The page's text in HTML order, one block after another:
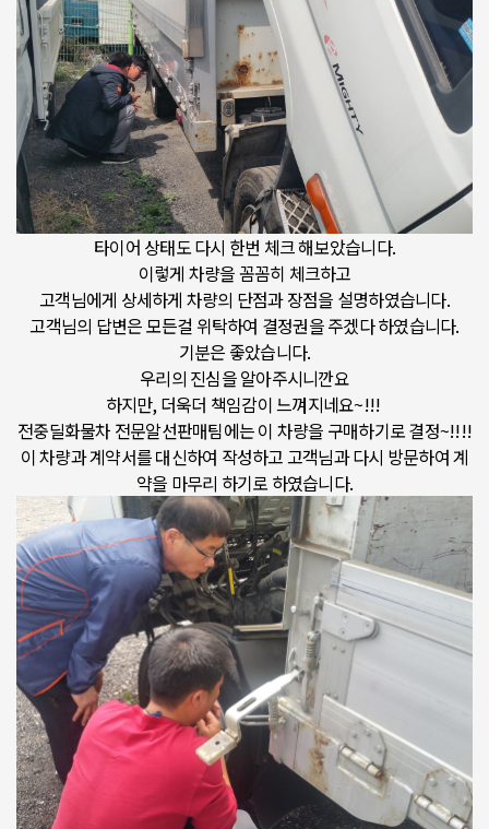
타이어 상태도 다시 한번 체크 해보았습니다.
이렇게 차량을 꼼꼼히 체크하고
고객님에게 상세하게 차량의 단점과 장점을 설명하였습니다.
고객님의 답변은 모든걸 위탁하여 결정권을 주겠다 하였습니다.
기분은 좋았습니다.
우리의 진심을 알아주시니깐요
하지만, 더욱더 책임감이 느껴지네요~!!!
전중딜화물차 전문알선판매팀에는 이 차량을 구매하기로 결정~!!!!
이 차량과 계약서를 대신하여 작성하고 고객님과 다시 방문하여 계
약을 마무리 하기로 하였습니다.